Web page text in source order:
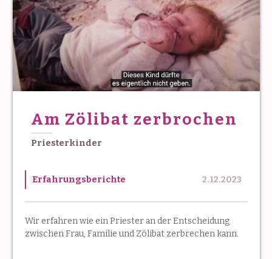
Am Zölibat zerbrochen
Priesterkinder
Erfahrungsberichte 2.12.2023
Wir erfahren wie ein Priester an der Entscheidung
zwischen Frau, Familie und Zölibat zerbrechen kann.